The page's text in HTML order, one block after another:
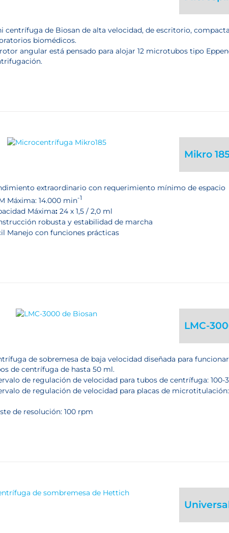
centrífuga de Biosan de alta velocidad, de escritorio,
biomédicos.
angular está pensado para alojar 12 microtubos tipo
Mikro
extraordinario con requerimiento mínimo de espacio
Máxima: 14.000 min-1
Máxima: 24 x 1,5 / 2,0 ml
robusta y estabilidad de marcha
Manejo con funciones prácticas
LMC-
de sobremesa de baja velocidad diseñada para
de centrífuga de hasta 50 ml.
de regulación de velocidad para tubos de centrífuga: 100-
de regulación de velocidad para placas de
de resolución: 100 rpm